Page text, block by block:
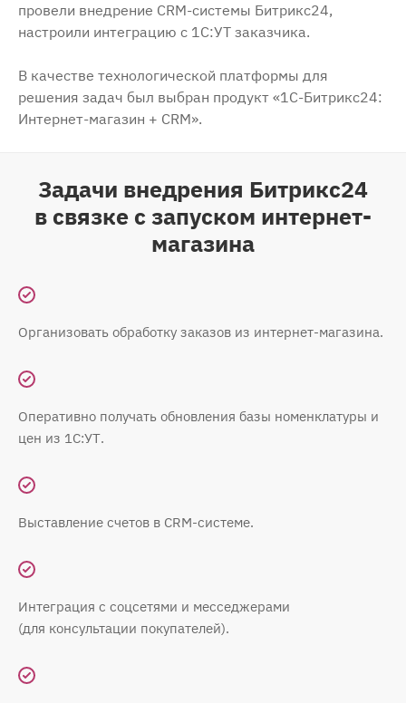
провели внедрение CRM-системы Битрикс24,
настроили интеграцию с 1С:УТ заказчика.
В качестве технологической платформы для
решения задач был выбран продукт «1С-Битрикс24:
Интернет-магазин + CRM».
Задачи внедрения Битрикс24
в связке с запуском интернет-
магазина
Организовать обработку заказов из интернет-магазина.
Оперативно получать обновления базы номенклатуры и
цен из 1С:УТ.
Выставление счетов в CRM-системе.
Интеграция с соцсетями и месседжерами
(для консультации покупателей).